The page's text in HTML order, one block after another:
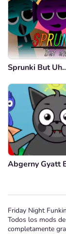
Sprunki But
Abgerny Gyatt
Friday Night
Todos los mods
completamente